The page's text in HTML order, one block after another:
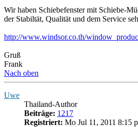
Wir haben Schiebefenster mit Schiebe-
der Stabiltät, Qualität und dem Service
http://www.windsor.co.th/
Gruß
Frank
Nach oben
Uwe
Thailand-Author
Beiträge: 1217
Registriert: Mo Jul 11, 2011 8:15